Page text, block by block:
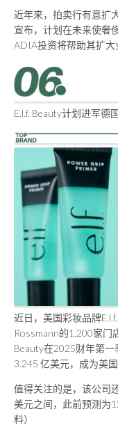
近年来，拍卖行有意扩
宣布，计划在未来使奢
ADIA投资将帮助其扩大
E.l.f. Beauty计划进军德
近日，美国彩妆品牌
Rossmann的1,200家门
Beauty在2025财年第
3.245 亿美元，成为美
值得关注的是，该公司
美元之间，此前预测为
料）